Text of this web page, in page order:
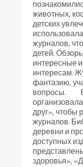
животных,
детских
журналов,
детей.
интересные
интересам.
фантазию,
вопросы.
друг», чтобы
журналов.
деревни и
доступных
здоровья»,